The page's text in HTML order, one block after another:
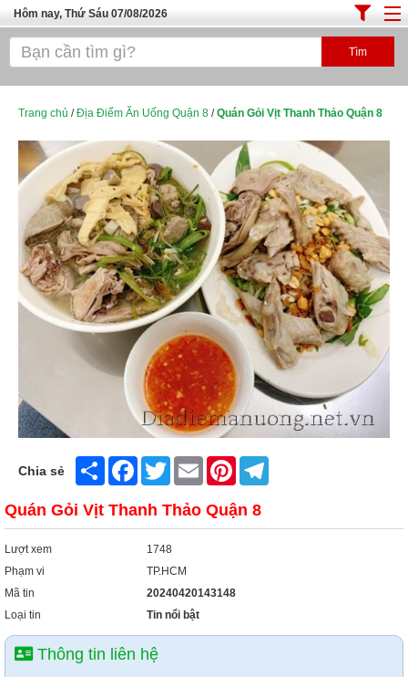
Hôm nay, Thứ Sáu 07/08/2026
Trang chủ
Cafe - Kem- Trà Sữa
Bánh - Đồ Ăn Vặt
Thực Phẩm Nông Hải Sản
Top Quán Ăn Sài Gòn
Trang chủ /Địa Điểm Ăn Uống Quận 8 /Quán Gỏi Vịt Thanh Thảo Quận 8
Chia sẻ Share FacebookTwitter Email Pinterest
Quán Gỏi Vịt Thanh Thảo Quận 8
Lượt xem
1748
Phạm vi
TP.HCM
Mã tin
20240420143148
Loại tin
Tin nổi bật
Thông tin liên hệ